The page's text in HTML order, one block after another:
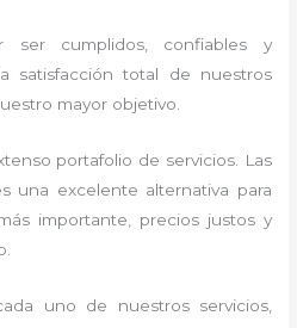
ser cumplidos, confiables y
satisfacción total de nuestros
mayor objetivo.
portafolio de servicios. Las
una excelente alternativa para
importante, precios justos y
uno de nuestros servicios,